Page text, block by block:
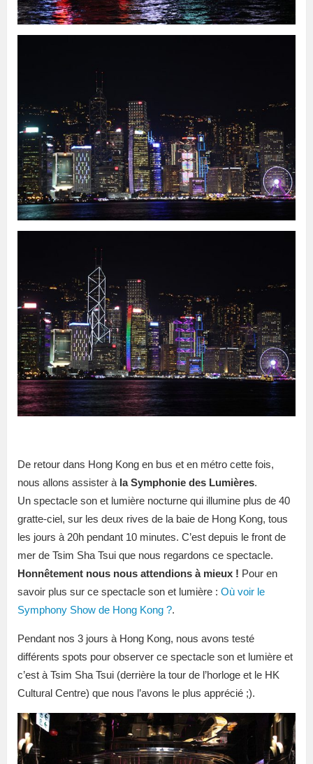
De retour dans Hong Kong en bus et en métro cette fois,
nous allons assister à la Symphonie des Lumières.
Un spectacle son et lumière nocturne qui illumine plus de 40
gratte-ciel, sur les deux rives de la baie de Hong Kong, tous
les jours à 20h pendant 10 minutes. C’est depuis le front de
mer de Tsim Sha Tsui que nous regardons ce spectacle.
Honnêtement nous nous attendions à mieux ! Pour en
savoir plus sur ce spectacle son et lumière : Où voir le
Symphony Show de Hong Kong ?.
Pendant nos 3 jours à Hong Kong, nous avons testé
différents spots pour observer ce spectacle son et lumière et
c’est à Tsim Sha Tsui (derrière la tour de l’horloge et le HK
Cultural Centre) que nous l’avons le plus apprécié ;).